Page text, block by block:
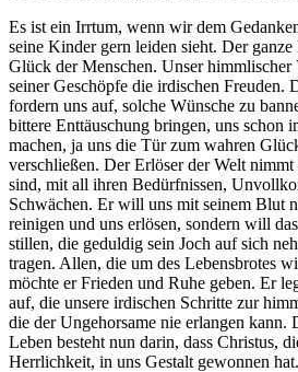
Es ist ein Irrtum, wenn wir dem
seine Kinder gern leiden sieht. Der
Glück der Menschen. Unser himmlischer
seiner Geschöpfe die irdischen Freuden.
fordern uns auf, solche Wünsche zu
bittere Enttäuschung bringen, uns schon
machen, ja uns die Tür zum wahren
verschließen. Der Erlöser der Welt
sind, mit all ihren Bedürfnissen,
Schwächen. Er will uns mit seinem Blut
reinigen und uns erlösen, sondern will
stillen, die geduldig sein Joch auf sich
tragen. Allen, die um des Lebensbrotes
möchte er Frieden und Ruhe geben. Er
auf, die unsere irdischen Schritte zur
die der Ungehorsame nie erlangen kann.
Leben besteht nun darin, dass Christus,
Herrlichkeit, in uns Gestalt gewonnen hat.